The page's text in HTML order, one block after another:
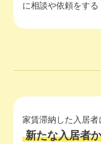
に相談や依頼をする
家賃滞納した入居者
新たな入居者